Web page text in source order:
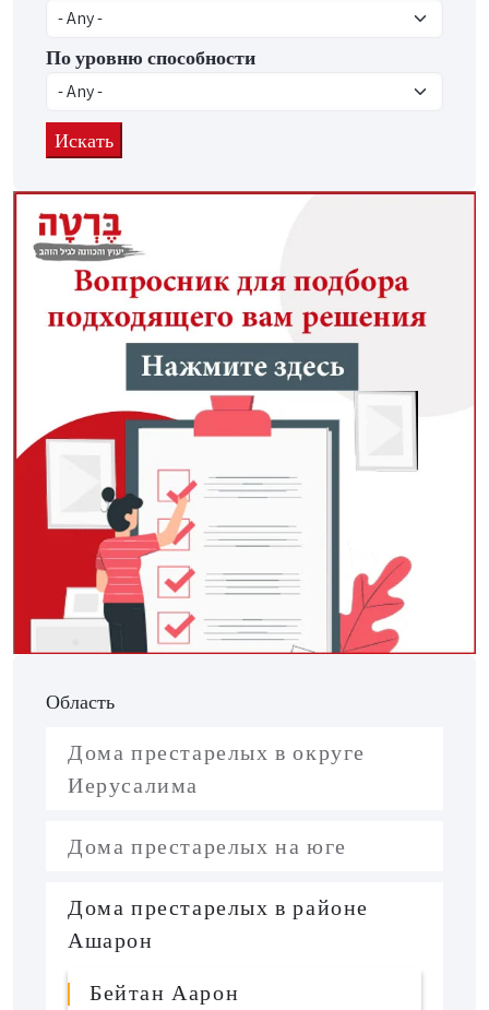
По уровню способности
Область
Дома престарелых в округе
Иерусалима
Дома престарелых на юге
Дома престарелых в районе
Ашарон
Бейтан Аарон